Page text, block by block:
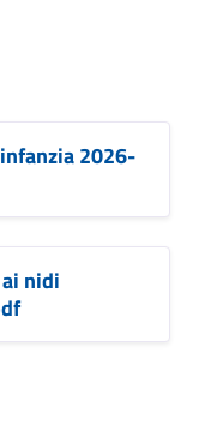
2026-
nidi